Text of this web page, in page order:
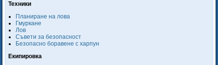
Техники
Планиране на лова
Гмуркане
Лов
Съвети за безопасност
Безопасно боравене с харпун
Екипировка